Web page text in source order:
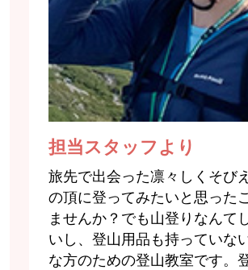
担当スタッフより
旅先で出会った凛々しくそび
の頂に登ってみたいと思った
ませんか？でも山登りなんて
いし、登山用品も持っていな
な方のための登山教室です。